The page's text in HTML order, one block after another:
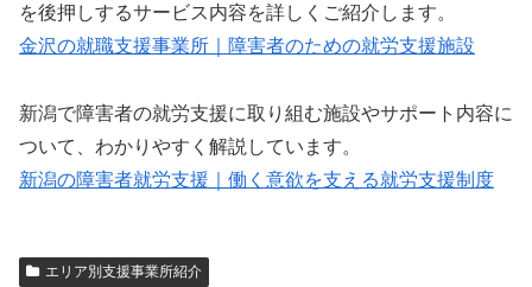
を後押しするサービス内容を詳しくご紹介します。
金沢の就職支援事業所｜障害者のための就労支援施設
新潟で障害者の就労支援に取り組む施設やサポート内容に
ついて、わかりやすく解説しています。
新潟の障害者就労支援｜働く意欲を支える就労支援制度
エリア別支援事業所紹介